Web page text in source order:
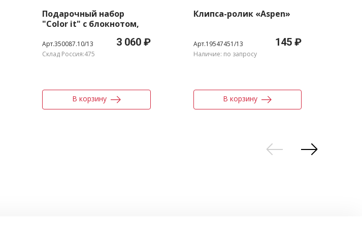
Подарочный набор
"Color it" с блокнотом,
и термобутылкой
Арт.350087.10/13 3 060 ₽
Склад Россия:475
В корзину
Клипса-ролик «Aspen»
Арт.19547451/13 145 ₽
Наличие: по запросу
В корзину